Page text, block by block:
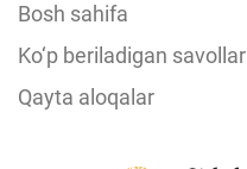
Bosh sahifa
Ko‘p beriladigan savollar
Qayta aloqalar